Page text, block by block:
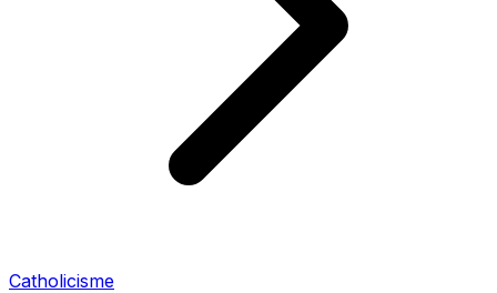
Catholicisme